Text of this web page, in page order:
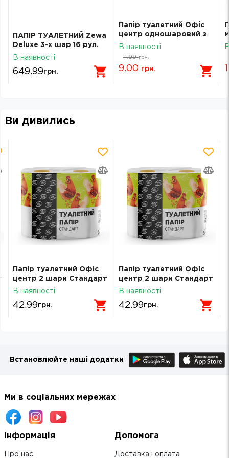
ПАПІР ТУАЛЕТНИЙ Zewa
Deluxе 3-х шар 16 рул.
Білий
В наявності
649.99грн.
Папір туалетний Офіс
центр одношаровий з
гільзою 65м ОС112248
В наявності
11.99 грн.
9.00 грн.
Ви дивились
Папір туалетний Офіс
центр 2 шари Стандарт
4 рулона
В наявності
42.99грн.
Папір туалетний Офіс
центр 2 шари Стандарт
4 рулона
В наявності
42.99грн.
Встановлюйте наші додатки
Ми в соціальних мережах
Інформація
Про нас
Допомога
Доставка і оплата